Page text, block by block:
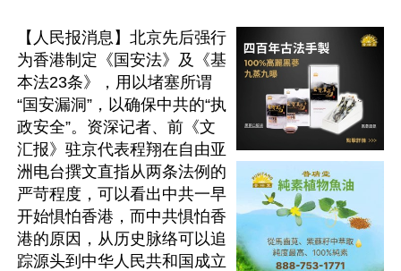
【人民报消息】北京先后强行
为香港制定《国安法》及《基
本法23条》，用以堵塞所谓
“国安漏洞”，以确保中共的“执
政安全”。资深记者、前《文
汇报》驻京代表程翔在自由亚
洲电台撰文直指从两条法例的
严苛程度，可以看出中共一早
开始惧怕香港，而中共惧怕香
港的原因，从历史脉络可以追
踪源头到中华人民共和国成立